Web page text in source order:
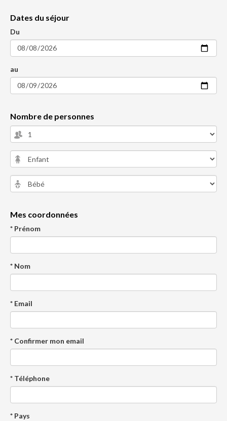
Dates du séjour
Du
au
Nombre de personnes
Mes coordonnées
* Prénom
* Nom
* Email
* Confirmer mon email
* Téléphone
* Pays